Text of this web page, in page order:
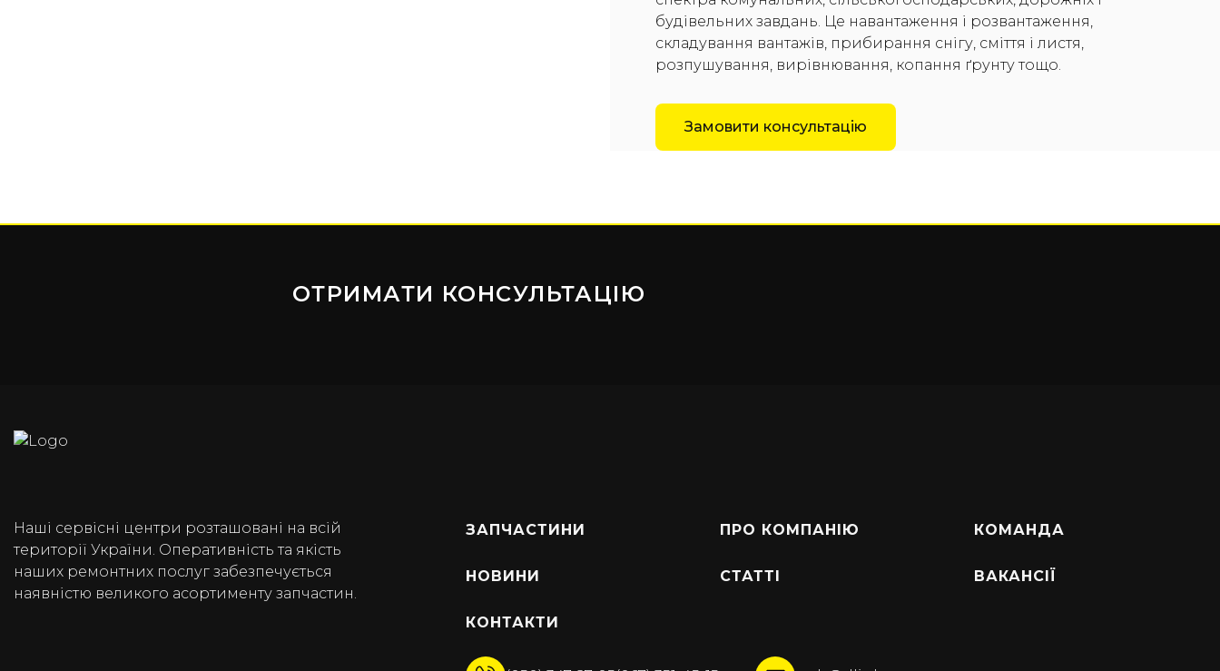
будівельних завдань. Це навантаження і розвантаження,
складування вантажів, прибирання снігу, сміття і листя,
розпушування, вирівнювання, копання ґрунту тощо.
Замовити консультацію
ОТРИМАТИ КОНСУЛЬТАЦІЮ
Наші сервісні центри розташовані на всій
території України. Оперативність та якість
наших ремонтних послуг забезпечується
наявністю великого асортименту запчастин.
ЗАПЧАСТИНИ ПРО КОМПАНІЮ КОМАНДА
НОВИНИ СТАТТІ ВАКАНСІЇ
КОНТАКТИ